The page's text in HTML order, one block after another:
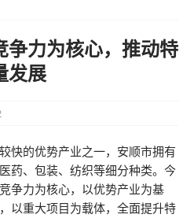
争力为核心，推动特
发展
快的优势产业之一，安顺市拥有
药、包装、纺织等细分种类。今
争力为核心，以优势产业为基
以重大项目为载体，全面提升特